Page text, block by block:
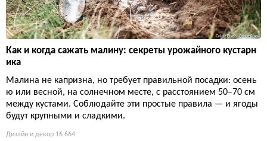
Как и когда сажать малину: секреты урожайного кустарн
ика
Малина не капризна, но требует правильной посадки: осень
ю или весной, на солнечном месте, с расстоянием 50–70 см
между кустами. Соблюдайте эти простые правила — и ягоды
будут крупными и сладкими.
Дизайн и декор 16 664